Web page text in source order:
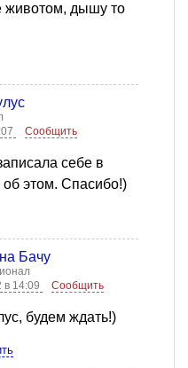
животом, дышу то
Сообщить
себе в
этом. Спасибо!)
Бачу
14:09
Сообщить
будем ждать!)